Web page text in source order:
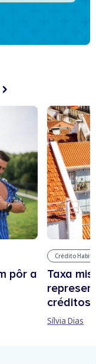
pôr a
Crédito
Taxa
créditos
Sílvia Dias